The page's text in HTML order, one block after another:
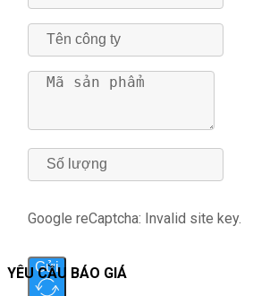
Google reCaptcha: Invalid site key.
Gửi
YÊU CẦU BÁO GIÁ